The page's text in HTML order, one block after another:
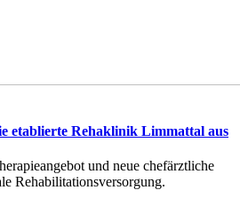
etablierte Rehaklinik Limmattal aus
und neue chefärztliche
Rehabilitationsversorgung.